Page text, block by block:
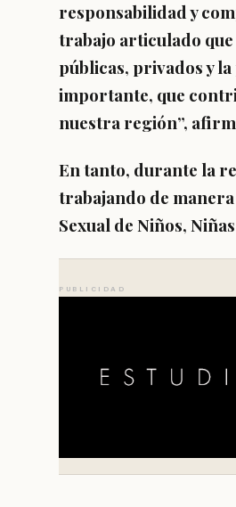
responsabilidad y
trabajo articulado
públicas, privados y
importante, que
nuestra región”,
En tanto, durante la
trabajando de
Sexual de Niños,
PUBLICIDAD